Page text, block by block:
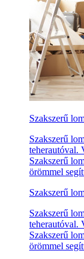
Szakszerű
Szakszerű
teherautóval.
Szakszerű
örömmel
Szakszerű
Szakszerű
teherautóval.
Szakszerű
örömmel